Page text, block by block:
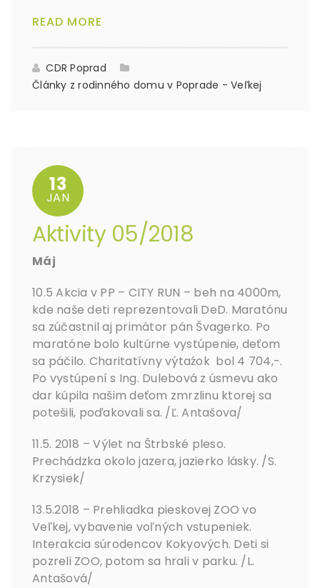
READ MORE
CDR Poprad
Články z rodinného domu v Poprade - Veľkej
13
JAN
Aktivity 05/2018
Máj
10.5 Akcia v PP – CITY RUN – beh na 4000m,
kde naše deti reprezentovali DeD. Maratónu
sa zúčastnil aj primátor pán Švagerko. Po
maratóne bolo kultúrne vystúpenie, deťom
sa páčilo. Charitatívny výtaźok bol 4 704,-.
Po vystúpení s Ing. Dulebová z úsmevu ako
dar kúpila našim deťom zmrzlinu ktorej sa
potešili, poďakovali sa. /Ľ. Antašova/
11.5. 2018 – Výlet na Štrbské pleso.
Prechádzka okolo jazera, jazierko lásky. /S.
Krzysiek/
13.5.2018 – Prehliadka pieskovej ZOO vo
Veľkej, vybavenie voľných vstupeniek.
Interakcia súrodencov Kokyových. Deti si
pozreli ZOO, potom sa hrali v parku. /L.
Antašová/